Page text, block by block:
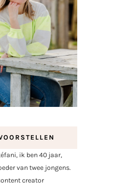
ik ben 40 jaar,
van twee jongens.
creator